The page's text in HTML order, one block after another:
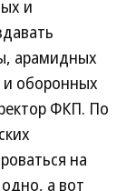
и
арамидных
и оборонных
ФКП. По
на
а вот